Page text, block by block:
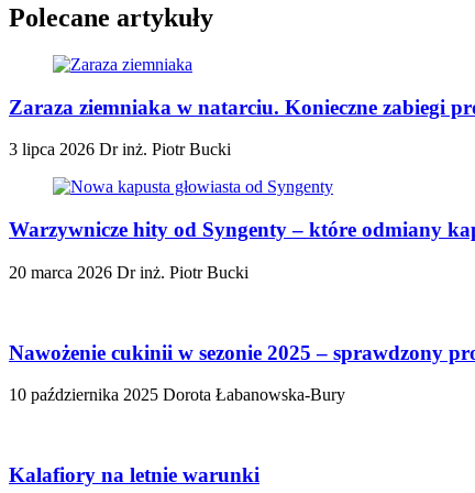
Polecane artykuły
Zaraza ziemniaka w natarciu. Konieczne zabiegi
3 lipca 2026 Dr inż. Piotr Bucki
Warzywnicze hity od Syngenty – które odmiany
20 marca 2026 Dr inż. Piotr Bucki
Nawożenie cukinii w sezonie 2025 – sprawdzony
10 października 2025 Dorota Łabanowska-Bury
Kalafiory na letnie warunki